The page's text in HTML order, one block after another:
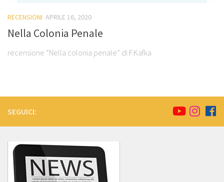
RECENSIONI APRILE 16, 2020
Nella Colonia Penale
recensione “Nella colonia penale” di F.Kafka
SEGUICI: